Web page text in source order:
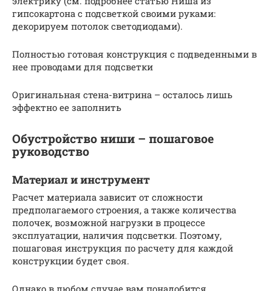
гипсокартона с подсветкой своими руками:
декорируем потолок светодиодами).
Полностью готовая конструкция с подведенными в
нее проводами для подсветки
Оригинальная стена-витрина – осталось лишь
эффектно ее заполнить
Обустройство ниши – пошаговое
руководство
Материал и инструмент
Расчет материала зависит от сложности
предполагаемого строения, а также количества
полочек, возможной нагрузки в процессе
эксплуатации, наличия подсветки. Поэтому,
пошаговая инструкция по расчету для каждой
конструкции будет своя.
Однако в любом случае вам понадобится